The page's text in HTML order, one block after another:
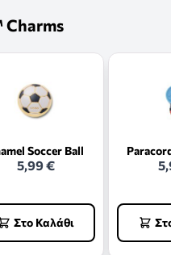
Charms
Soccer Ball
5,99 €
Στο Καλάθι